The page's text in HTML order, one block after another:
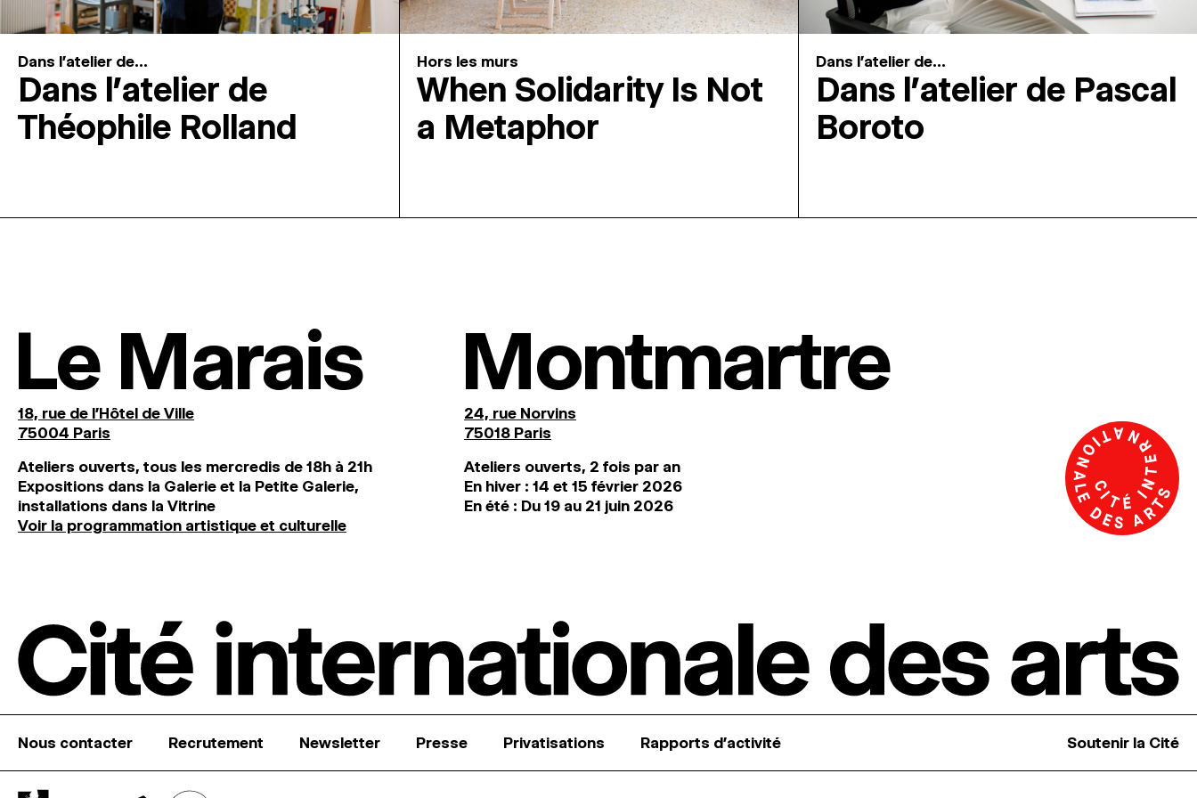
Dans l'atelier de...
Dans l’atelier de
Théophile Rolland
Hors les murs
When Solidarity Is Not
a Metaphor
Dans l'atelier de...
Dans l’atelier de Pascal
Boroto
Le Marais
18, rue de l'Hôtel de Ville
75004 Paris
Ateliers ouverts, tous les mercredis de 18h à 21h
Expositions dans la Galerie et la Petite Galerie,
installations dans la Vitrine
Voir la programmation artistique et culturelle
Montmartre
24, rue Norvins
75018 Paris
Ateliers ouverts, 2 fois par an
En hiver : 14 et 15 février 2026
En été : Du 19 au 21 juin 2026
Nous contacter Recrutement Newsletter Presse Privatisations Rapports d’activité Soutenir la Cité